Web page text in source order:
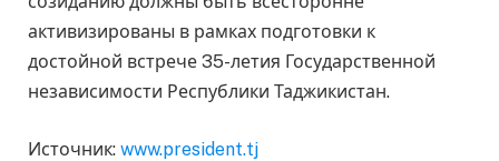
активизированы в рамках подготовки к
достойной встрече 35-летия Государственной
независимости Республики Таджикистан.
Источник: www.president.tj